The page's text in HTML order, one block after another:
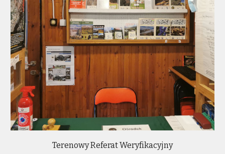
Terenowy Referat Weryfikacyjny